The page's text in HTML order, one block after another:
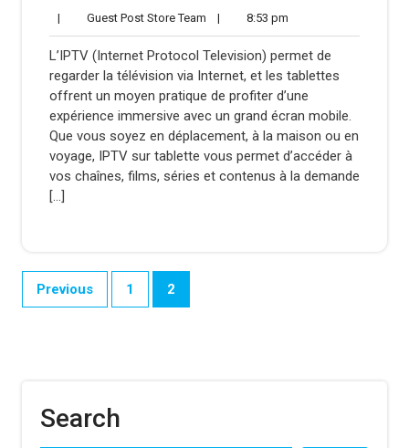
2025
| Guest Post Store Team Guest
Post
Store
Team
| 8:53 pm
pm
L’IPTV (Internet Protocol Television) permet de
regarder la télévision via Internet, et les tablettes
offrent un moyen pratique de profiter d’une
expérience immersive avec un grand écran mobile.
Que vous soyez en déplacement, à la maison ou en
voyage, IPTV sur tablette vous permet d’accéder à
vos chaînes, films, séries et contenus à la demande
[…]
Posts
Previous 1 2
Search